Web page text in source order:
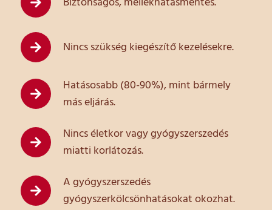
Nincs szükség kiegészítő kezelésekre.
Hatásosabb (80-90%), mint bármely
más eljárás.
Nincs életkor vagy gyógyszerszedés
miatti korlátozás.
A gyógyszerszedés
gyógyszerkölcsönhatásokat okozhat.